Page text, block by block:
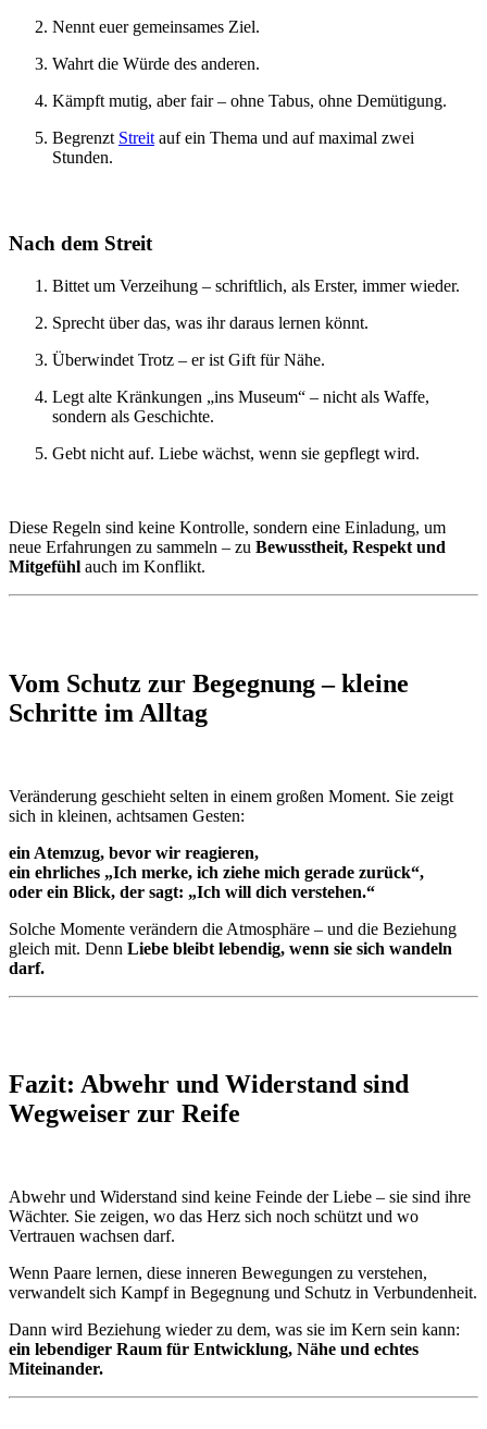
Nennt euer gemeinsames Ziel.
Wahrt die Würde des anderen.
Kämpft mutig, aber fair – ohne Tabus, ohne Demütigung.
Begrenzt Streit auf ein Thema und auf maximal zwei
Stunden.
Nach dem Streit
Bittet um Verzeihung – schriftlich, als Erster, immer wieder.
Sprecht über das, was ihr daraus lernen könnt.
Überwindet Trotz – er ist Gift für Nähe.
Legt alte Kränkungen „ins Museum“ – nicht als Waffe,
sondern als Geschichte.
Gebt nicht auf. Liebe wächst, wenn sie gepflegt wird.
Diese Regeln sind keine Kontrolle, sondern eine Einladung, um
neue Erfahrungen zu sammeln – zu Bewusstheit, Respekt und
Mitgefühl auch im Konflikt.
Vom Schutz zur Begegnung – kleine
Schritte im Alltag
Veränderung geschieht selten in einem großen Moment. Sie zeigt
sich in kleinen, achtsamen Gesten:
ein Atemzug, bevor wir reagieren,
ein ehrliches „Ich merke, ich ziehe mich gerade zurück“,
oder ein Blick, der sagt: „Ich will dich verstehen.“
Solche Momente verändern die Atmosphäre – und die Beziehung
gleich mit. Denn Liebe bleibt lebendig, wenn sie sich wandeln
darf.
Fazit: Abwehr und Widerstand sind
Wegweiser zur Reife
Abwehr und Widerstand sind keine Feinde der Liebe – sie sind ihre
Wächter. Sie zeigen, wo das Herz sich noch schützt und wo
Vertrauen wachsen darf.
Wenn Paare lernen, diese inneren Bewegungen zu verstehen,
verwandelt sich Kampf in Begegnung und Schutz in Verbundenheit.
Dann wird Beziehung wieder zu dem, was sie im Kern sein kann:
ein lebendiger Raum für Entwicklung, Nähe und echtes
Miteinander.